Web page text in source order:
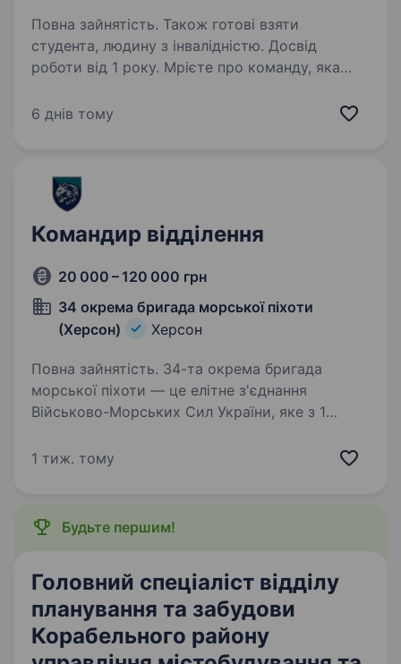
Повна зайнятість. Також готові взяти
студента, людину з інвалідністю. Досвід
роботи від 1 року. Мрієте про команду, яка
керуючий — це не просто керівник,
6 днів тому
Командир відділення
20 000 – 120 000 грн
34 окрема бригада морської піхоти
(Херсон)
Херсон
Повна зайнятість. 34-та окрема бригада
морської піхоти — це елітне з'єднання
Військово-Морських Сил України, яке з 1
30-го корпусу морської піхоти, 28 лютого
1 тиж. тому
Будьте першим!
Головний спеціаліст відділу
планування та забудови
Корабельного району